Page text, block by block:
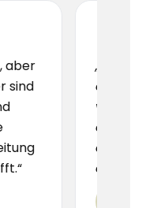
„Ich hatte große
aber hier wurde ich
vorbereitet. Das
erfahren und
die Vorbereitung nur
empfehlen!“